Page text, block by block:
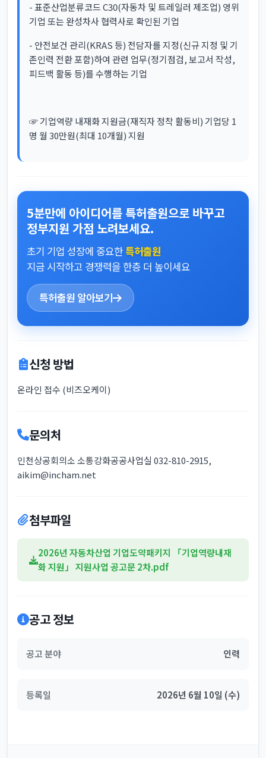
- 표준산업분류코드 C30(자동차 및 트레일러 제조업) 영위
기업 또는 완성차사 협력사로 확인된 기업
- 안전보건 관리(KRAS 등) 전담자를 지정(신규 지정 및 기
존인력 전환 포함)하여 관련 업무(정기점검, 보고서 작성,
피드백 활동 등)를 수행하는 기업
☞ 기업역량 내재화 지원금(재직자 정착 활동비) 기업당 1
명 월 30만원(최대 10개월) 지원
5분만에 아이디어를 특허출원으로 바꾸고
정부지원 가점 노려보세요.
초기 기업 성장에 중요한특허출원
지금 시작하고 경쟁력을 한층 더 높이세요
특허출원 알아보기
신청 방법
온라인 접수 (비즈오케이)
문의처
인천상공회의소 소통강화공공사업실 032-810-2915,
aikim@incham.net
첨부파일
2026년 자동차산업 기업도약패키지 「기업역량내재
화 지원」 지원사업 공고문 2차.pdf
공고 정보
공고 분야 인력
등록일 2026년 6월 10일 (수)